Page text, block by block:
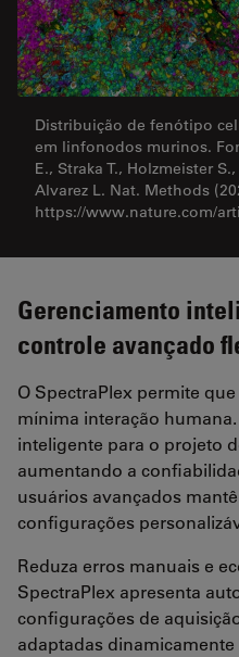
Distribuição de fenótipo
em linfonodos murinos.
E., Straka T., Holzmeister
Alvarez L. Nat. Methods
https://www.nature.com/
Gerenciamento
controle avançado
O SpectraPlex permite
mínima interação
inteligente para o projeto
aumentando a
usuários avançados
configurações
Reduza erros manuais e
SpectraPlex apresenta
configurações de
adaptadas